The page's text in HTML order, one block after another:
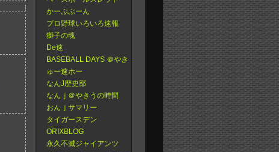
かーぷぶーん
プロ野球いろいろ速報
獅子の魂
De速
BASEBALL DAYS ＠やき
ゅー速ホー
なんJ歴史部
なんｊ＠やきうの時間
おんｊサマリー
タイガースデン
ORIXBLOG
永久不滅ジャイアンツ